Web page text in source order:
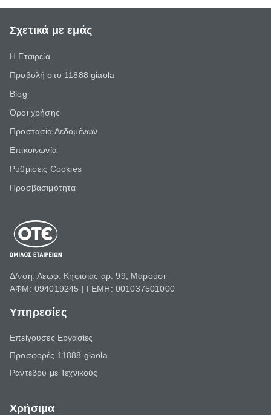
Σχετικά με εμάς
Η Εταιρεία
Προβολή στο 11888 giaola
Blog
Όροι χρήσης
Προστασία Δεδομένων
Επικοινωνία
Ρυθμίσεις Cookies
Προσβασιμότητα
Δ/νση: Λεωφ. Κηφισίας αρ. 99, Μαρούσι
ΑΦΜ: 094019245 | ΓΕΜΗ: 001037501000
Υπηρεσίες
Επείγουσες Εργασίες
Προσφορές 11888 giaola
Ραντεβού με Τεχνικούς
Χρήσιμα